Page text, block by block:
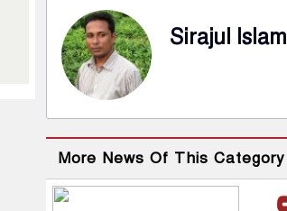
Sirajul Islam
More News Of This Category